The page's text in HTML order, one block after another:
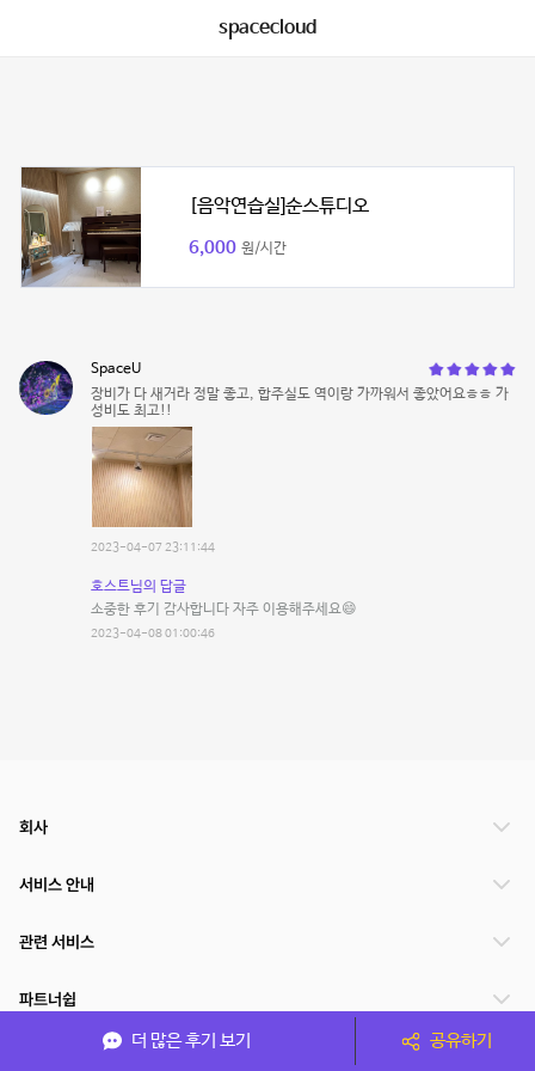
spacecloud
[음악연습실]순스튜디오
6,000 원/시간
SpaceU
장비가 다 새거라 정말 좋고, 합주실도 역이랑 가까워서 좋았어요ㅎㅎ 가
성비도 최고!!
2023-04-07 23:11:44
호스트님의 답글
소중한 후기 감사합니다 자주 이용해주세요😄
2023-04-08 01:00:46
더 많은 후기 보기 공유하기
회사
서비스 안내
관련 서비스
파트너쉽
서비스 제공 국가